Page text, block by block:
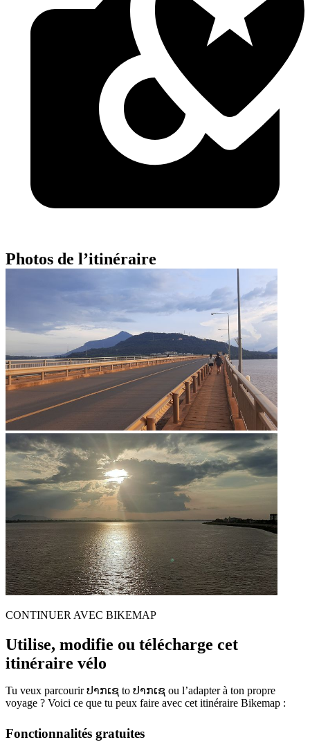
Photos de l’itinéraire
CONTINUER AVEC BIKEMAP
Utilise, modifie ou télécharge cet
itinéraire vélo
Tu veux parcourir ປາກເຊ to ປາກເຊ ou l’adapter à ton propre
voyage ? Voici ce que tu peux faire avec cet itinéraire Bikemap :
Fonctionnalités gratuites